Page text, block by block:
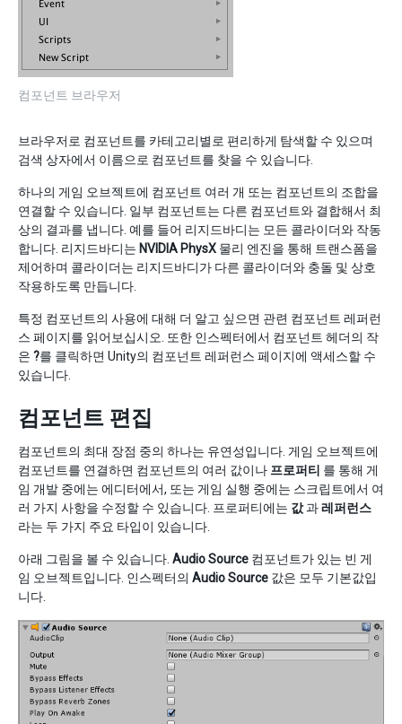
컴포넌트 브라우저
브라우저로 컴포넌트를 카테고리별로 편리하게 탐색할 수 있으며
검색 상자에서 이름으로 컴포넌트를 찾을 수 있습니다.
하나의 게임 오브젝트에 컴포넌트 여러 개 또는 컴포넌트의 조합을
연결할 수 있습니다. 일부 컴포넌트는 다른 컴포넌트와 결합해서 최
상의 결과를 냅니다. 예를 들어 리지드바디는 모든 콜라이더와 작동
합니다. 리지드바디는 NVIDIA PhysX 물리 엔진을 통해 트랜스폼을
제어하며 콜라이더는 리지드바디가 다른 콜라이더와 충돌 및 상호
작용하도록 만듭니다.
특정 컴포넌트의 사용에 대해 더 알고 싶으면 관련 컴포넌트 레퍼런
스 페이지를 읽어보십시오. 또한 인스펙터에서 컴포넌트 헤더의 작
은 ?를 클릭하면 Unity의 컴포넌트 레퍼런스 페이지에 액세스할 수
있습니다.
컴포넌트 편집
컴포넌트의 최대 장점 중의 하나는 유연성입니다. 게임 오브젝트에
컴포넌트를 연결하면 컴포넌트의 여러 값이나 프로퍼티 를 통해 게
임 개발 중에는 에디터에서, 또는 게임 실행 중에는 스크립트에서 여
러 가지 사항을 수정할 수 있습니다. 프로퍼티에는 값과레퍼런스
라는 두 가지 주요 타입이 있습니다.
아래 그림을 볼 수 있습니다. Audio Source 컴포넌트가 있는 빈 게
임 오브젝트입니다. 인스펙터의 Audio Source 값은 모두 기본값입
니다.